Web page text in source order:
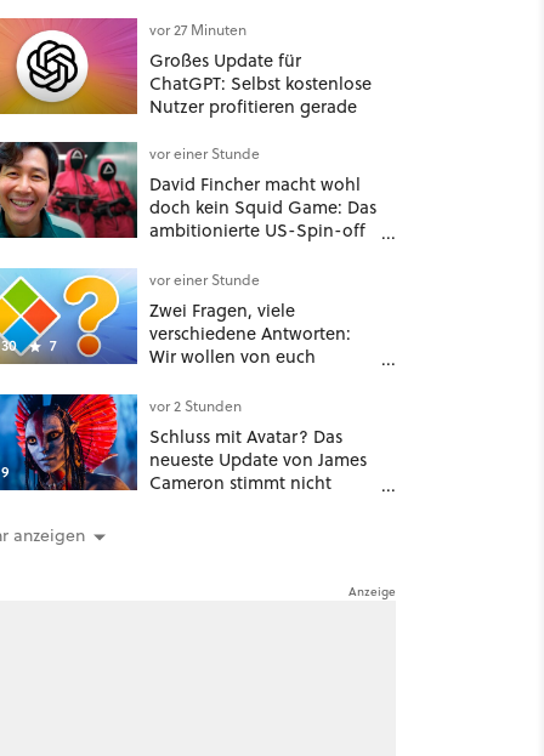
vor 27 Minuten
Großes Update für
ChatGPT: Selbst kostenlose
Nutzer profitieren gerade
vor einer Stunde
David Fincher macht wohl
doch kein Squid Game: Das
ambitionierte US-Spin-off
7
vor einer Stunde
Zwei Fragen, viele
verschiedene Antworten:
Wir wollen von euch
euer Windows ist
vor 2 Stunden
Schluss mit Avatar? Das
neueste Update von James
Cameron stimmt nicht
anzeigen